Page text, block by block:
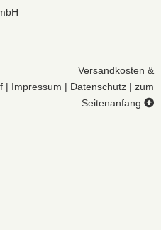
Versandkosten &
| Impressum | Datenschutz | zum
Seitenanfang